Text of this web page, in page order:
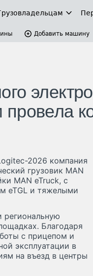
Добавить машину
2026 компания
грузовик MAN
MAN eTruck, с
eTGL и тяжелыми
региональную
Благодаря
с прицепом и
эксплуатации в
на въезд в центры